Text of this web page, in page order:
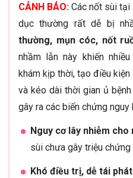
CẢNH BÁO: Các nốt sùi
dục thường rất dễ bị
thường, mụn cóc, nốt
nhầm lẫn này khiến
khám kịp thời, tạo điều
và kéo dài thời gian ủ
gây ra các biến chứng nguy
Nguy cơ lây nhiễm cho
sùi chưa gây triệu chứng
Khó điều trị, dễ tái